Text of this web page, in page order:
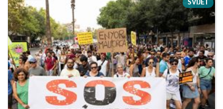
SVIJET